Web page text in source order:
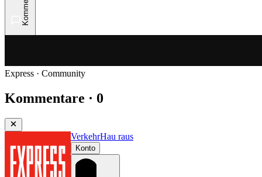
Express · Community
Kommentare · 0
VerkehrHau raus
Konto